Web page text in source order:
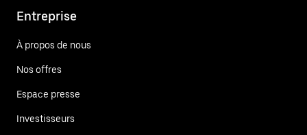
Entreprise
À propos de nous
Nos offres
Espace presse
Investisseurs